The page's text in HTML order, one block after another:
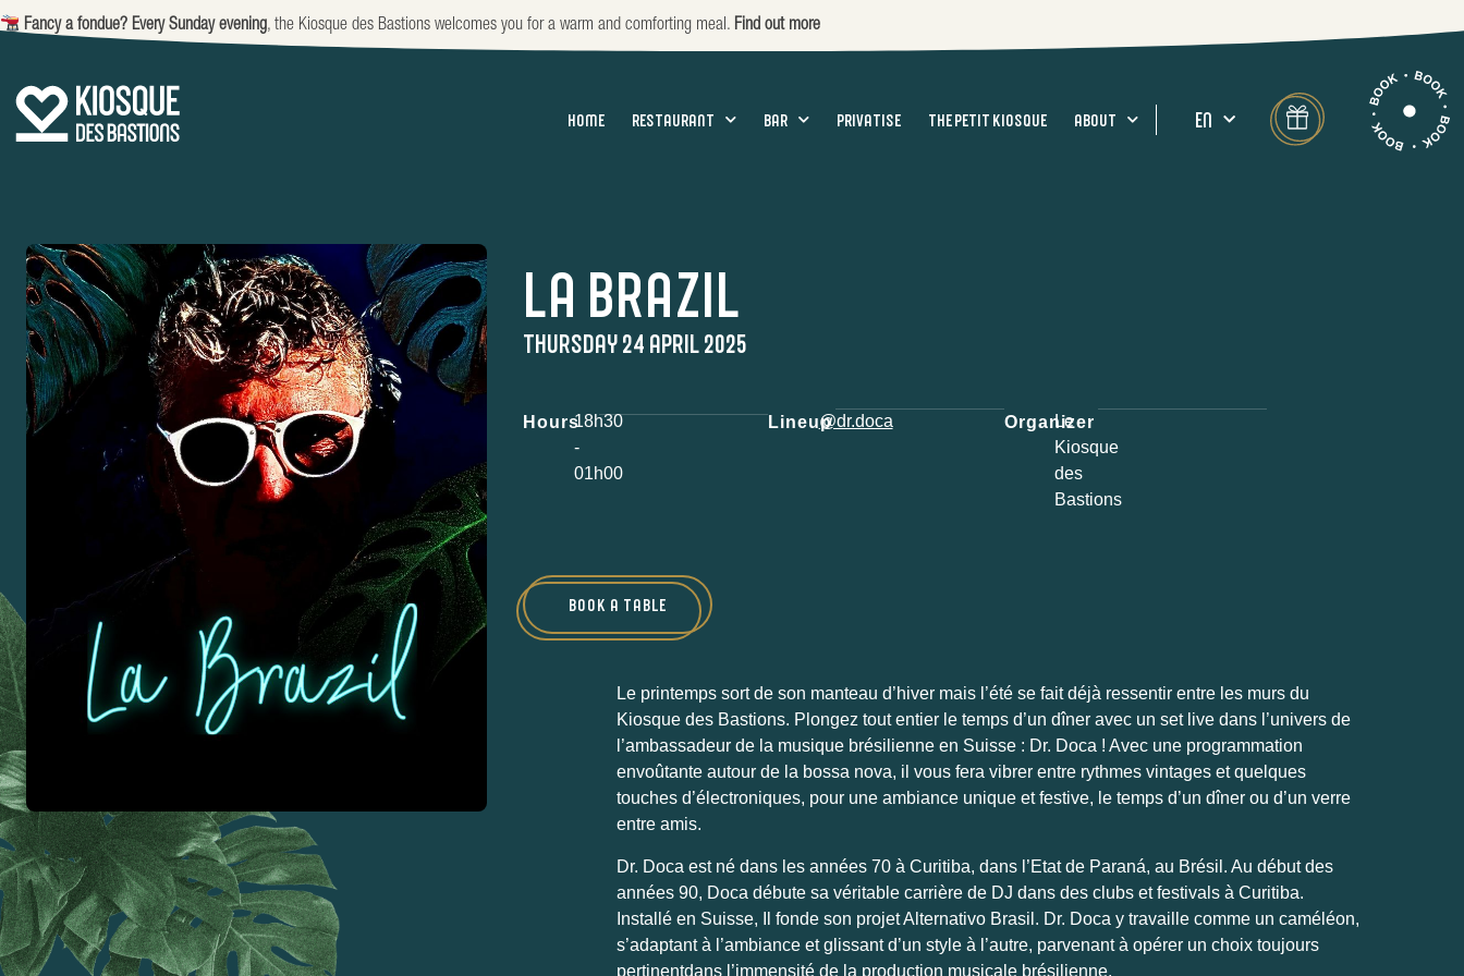
Fancy a fondue? Every Sunday evening, the Kiosque des Bastions welcomes you for a warm and comforting meal. Find out more
HOME RESTAURANT BAR PRIVATISE THE PETIT KIOSQUE ABOUT EN
LA BRAZIL
THURSDAY 24 APRIL 2025
Hours18h30
-
01h00
Lineup@dr.doca Organizer
Le
Kiosque
des
Bastions
BOOK A TABLE
Le printemps sort de son manteau d’hiver mais l’été se fait déjà ressentir entre les murs du
Kiosque des Bastions. Plongez tout entier le temps d’un dîner avec un set live dans l’univers de
l’ambassadeur de la musique brésilienne en Suisse : Dr. Doca ! Avec une programmation
envoûtante autour de la bossa nova, il vous fera vibrer entre rythmes vintages et quelques
touches d’électroniques, pour une ambiance unique et festive, le temps d’un dîner ou d’un verre
entre amis.
Dr. Doca est né dans les années 70 à Curitiba, dans l’Etat de Paraná, au Brésil. Au début des
années 90, Doca débute sa véritable carrière de DJ dans des clubs et festivals à Curitiba.
Installé en Suisse, Il fonde son projet Alternativo Brasil. Dr. Doca y travaille comme un caméléon,
s’adaptant à l’ambiance et glissant d’un style à l’autre, parvenant à opérer un choix toujours
pertinentdans l’immensité de la production musicale brésilienne.